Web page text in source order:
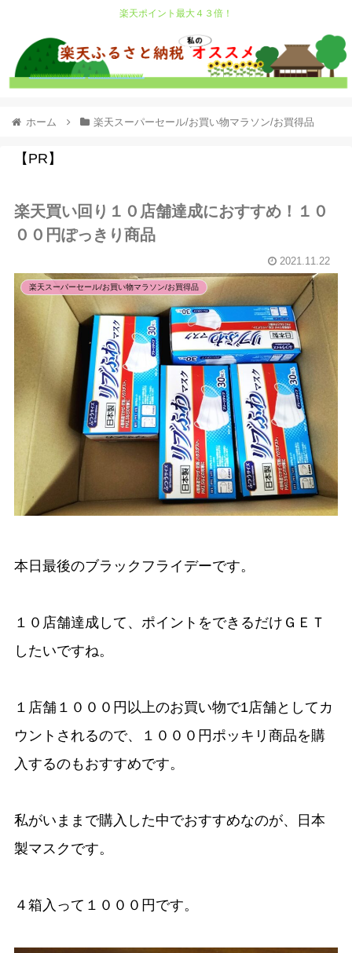
楽天ポイント最大４３倍！
ホーム 楽天スーパーセール/お買い物マラソン/お買得品
【PR】
楽天買い回り１０店舗達成におすすめ！１０
００円ぽっきり商品
2021.11.22
楽天スーパーセール/お買い物マラソン/お買得品
本日最後のブラックフライデーです。
１０店舗達成して、ポイントをできるだけＧＥＴ
したいですね。
１店舗１０００円以上のお買い物で1店舗としてカ
ウントされるので、１０００円ポッキリ商品を購
入するのもおすすめです。
私がいままで購入した中でおすすめなのが、日本
製マスクです。
４箱入って１０００円です。